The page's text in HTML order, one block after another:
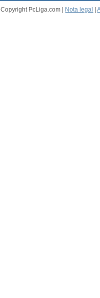
Copyright PcLiga.com | Nota legal |